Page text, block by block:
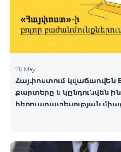
անփոփոխ՝ 500 դրամ:
կանվանափոխվի «Մեգա
փաթեթով տրամադրվելու է
26 May
Հայփոստում կվաճառվեն
քարտերը և կընդունվեն
հեռուստատեսության